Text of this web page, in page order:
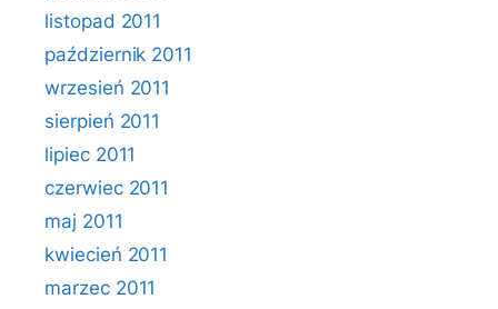
listopad 2011
październik 2011
wrzesień 2011
sierpień 2011
lipiec 2011
czerwiec 2011
maj 2011
kwiecień 2011
marzec 2011